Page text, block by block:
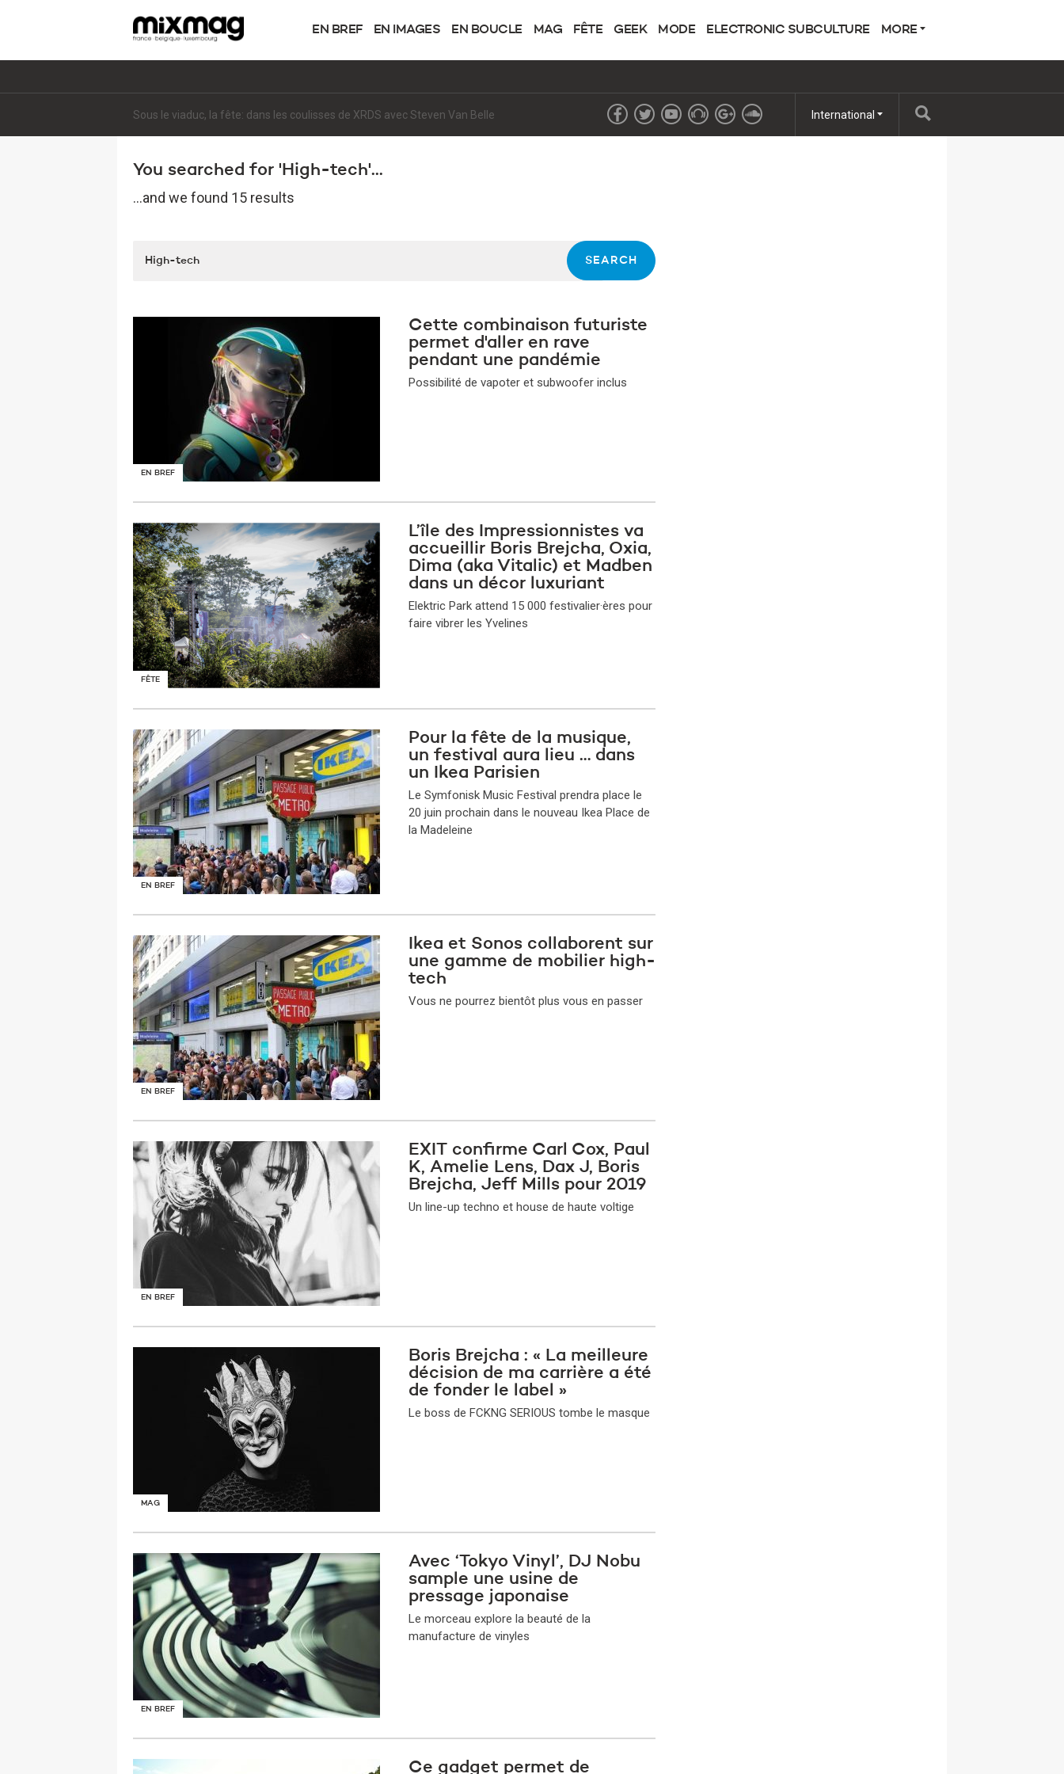
EN BREF EN IMAGES EN BOUCLE MAG FÊTE GEEK MODE ELECTRONIC SUBCULTURE MORE
Sous le viaduc, la fête: dans les coulisses de XRDS avec Steven Van Belle International
You searched for 'High-tech'...
...and we found 15 results
EN BREF
Cette combinaison futuriste
permet d'aller en rave
pendant une pandémie
Possibilité de vapoter et subwoofer inclus
FÊTE
L’île des Impressionnistes va
accueillir Boris Brejcha, Oxia,
Dima (aka Vitalic) et Madben
dans un décor luxuriant
Elektric Park attend 15 000 festivalier·ères pour
faire vibrer les Yvelines
EN BREF
Pour la fête de la musique,
un festival aura lieu … dans
un Ikea Parisien
Le Symfonisk Music Festival prendra place le
20 juin prochain dans le nouveau Ikea Place de
la Madeleine
EN BREF
Ikea et Sonos collaborent sur
une gamme de mobilier high-
tech
Vous ne pourrez bientôt plus vous en passer
EN BREF
EXIT confirme Carl Cox, Paul
K, Amelie Lens, Dax J, Boris
Brejcha, Jeff Mills pour 2019
Un line-up techno et house de haute voltige
MAG
Boris Brejcha : « La meilleure
décision de ma carrière a été
de fonder le label »
Le boss de FCKNG SERIOUS tombe le masque
EN BREF
Avec ‘Tokyo Vinyl’, DJ Nobu
sample une usine de
pressage japonaise
Le morceau explore la beauté de la
manufacture de vinyles
Ce gadget permet de